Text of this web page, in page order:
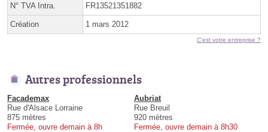
N° TVA Intra. FR13521351882
Création 1 mars 2012
C'est votre entreprise ?
Autres professionnels
Facademax
Rue d'Alsace Lorraine
875 mètres
Fermée, ouvre demain à 8h
Aubriat
Rue Breuil
920 mètres
Fermée, ouvre demain à 8h30